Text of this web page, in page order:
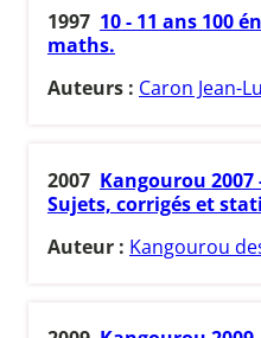
1997 10 - 11 ans 100
maths.
Auteurs : Caron Jean-
2007 Kangourou 2007
Sujets, corrigés et
Auteur : Kangourou